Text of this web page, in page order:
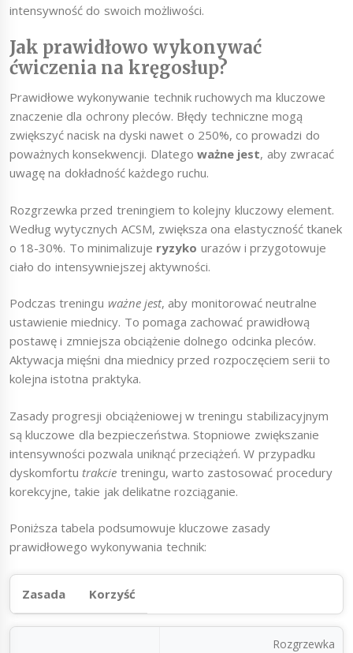
intensywność do swoich możliwości.
Jak prawidłowo wykonywać
ćwiczenia na kręgosłup?
Prawidłowe wykonywanie technik ruchowych ma kluczowe
znaczenie dla ochrony pleców. Błędy techniczne mogą
zwiększyć nacisk na dyski nawet o 250%, co prowadzi do
poważnych konsekwencji. Dlatego ważne jest, aby zwracać
uwagę na dokładność każdego ruchu.
Rozgrzewka przed treningiem to kolejny kluczowy element.
Według wytycznych ACSM, zwiększa ona elastyczność tkanek
o 18-30%. To minimalizuje ryzyko urazów i przygotowuje
ciało do intensywniejszej aktywności.
Podczas treningu ważne jest, aby monitorować neutralne
ustawienie miednicy. To pomaga zachować prawidłową
postawę i zmniejsza obciążenie dolnego odcinka pleców.
Aktywacja mięśni dna miednicy przed rozpoczęciem serii to
kolejna istotna praktyka.
Zasady progresji obciążeniowej w treningu stabilizacyjnym
są kluczowe dla bezpieczeństwa. Stopniowe zwiększanie
intensywności pozwala uniknąć przeciążeń. W przypadku
dyskomfortu trakcie treningu, warto zastosować procedury
korekcyjne, takie jak delikatne rozciąganie.
Poniższa tabela podsumowuje kluczowe zasady
prawidłowego wykonywania technik:
Zasada Korzyść
Rozgrzewka